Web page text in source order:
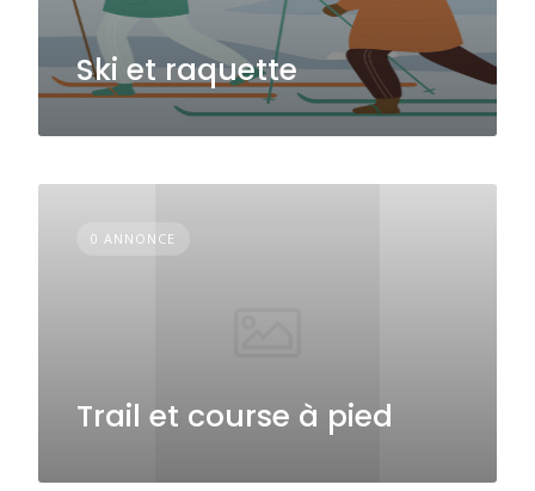
Ski et raquette
0 ANNONCE
Trail et course à pied